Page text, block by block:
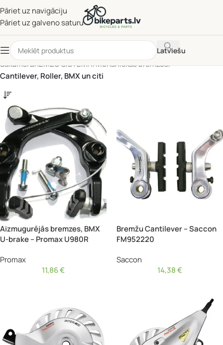
Pāriet uz navigāciju
Pāriet uz galveno saturu
Latviešu
Sākums/BREMŽU SISTĒMA/Mehāniskās bremzes/
Cantilever, Roller, BMX un citi
Aizmugurējās bremzes, BMX
U-brake – Promax U980R
Promax
11,86€
Bremžu Cantilever – Saccon
FM952220
Saccon
14,38€